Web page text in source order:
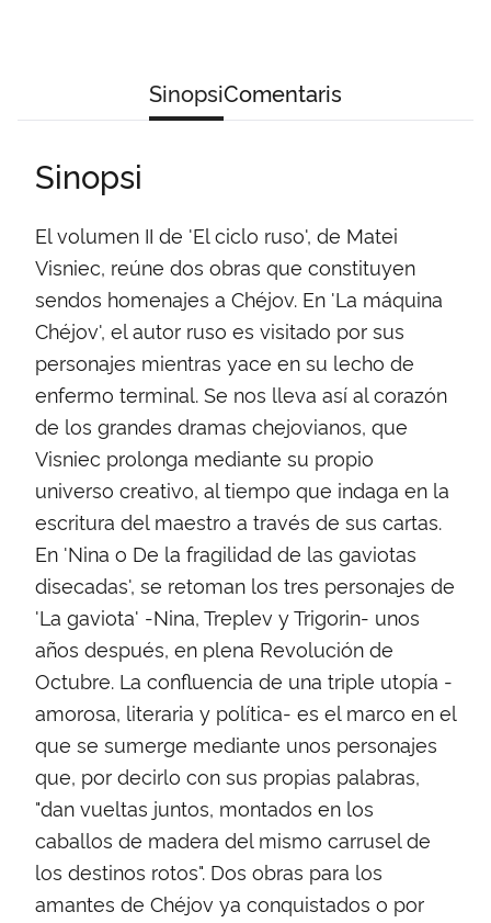
SinopsiComentaris
Sinopsi
El volumen II de 'El ciclo ruso', de Matei
Visniec, reúne dos obras que constituyen
sendos homenajes a Chéjov. En 'La máquina
Chéjov', el autor ruso es visitado por sus
personajes mientras yace en su lecho de
enfermo terminal. Se nos lleva así al corazón
de los grandes dramas chejovianos, que
Visniec prolonga mediante su propio
universo creativo, al tiempo que indaga en la
escritura del maestro a través de sus cartas.
En 'Nina o De la fragilidad de las gaviotas
disecadas', se retoman los tres personajes de
'La gaviota' -Nina, Treplev y Trigorin- unos
años después, en plena Revolución de
Octubre. La confluencia de una triple utopía -
amorosa, literaria y política- es el marco en el
que se sumerge mediante unos personajes
que, por decirlo con sus propias palabras,
"dan vueltas juntos, montados en los
caballos de madera del mismo carrusel de
los destinos rotos". Dos obras para los
amantes de Chéjov ya conquistados o por